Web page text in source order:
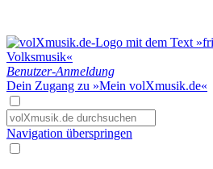
Benutzer-Anmeldung
Dein Zugang zu »Mein volXmusik.de«
Navigation überspringen